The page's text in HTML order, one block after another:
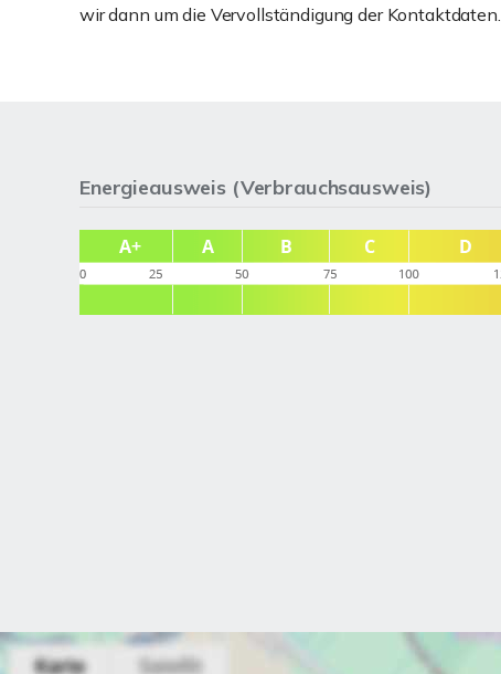
wir dann um die Vervollständigung der Kontaktdaten.
Energieausweis (Verbrauchsausweis)